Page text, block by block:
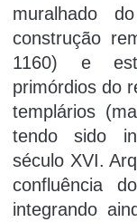
muralhado
construção
1160) e
primórdios do
templários
tendo sido
século XVI.
confluência
integrando